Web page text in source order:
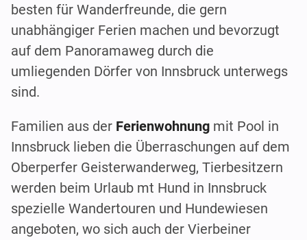
besten für Wanderfreunde, die gern
unabhängiger Ferien machen und bevorzugt
auf dem Panoramaweg durch die
umliegenden Dörfer von Innsbruck unterwegs
sind.
Familien aus der Ferienwohnung mit Pool in
Innsbruck lieben die Überraschungen auf dem
Oberperfer Geisterwanderweg, Tierbesitzern
werden beim Urlaub mt Hund in Innsbruck
spezielle Wandertouren und Hundewiesen
angeboten, wo sich auch der Vierbeiner